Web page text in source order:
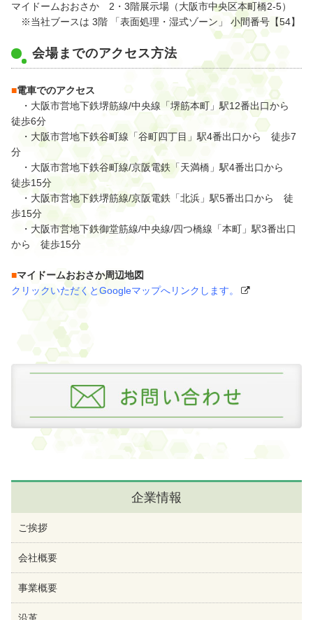
マイドームおおさか 2・3階展示場（大阪市中央区本町橋2-5）
※当社ブースは 3階 「表面処理・湿式ゾーン」 小間番号【54】
会場までのアクセス方法
■電車でのアクセス
・大阪市営地下鉄堺筋線/中央線「堺筋本町」駅12番出口から
徒歩6分
・大阪市営地下鉄谷町線「谷町四丁目」駅4番出口から 徒歩7
分
・大阪市営地下鉄谷町線/京阪電鉄「天満橋」駅4番出口から
徒歩15分
・大阪市営地下鉄堺筋線/京阪電鉄「北浜」駅5番出口から 徒
歩15分
・大阪市営地下鉄御堂筋線/中央線/四つ橋線「本町」駅3番出口
から 徒歩15分
■マイドームおおさか周辺地図
クリックいただくとGoogleマップへリンクします。
企業情報
ご挨拶
会社概要
事業概要
沿革